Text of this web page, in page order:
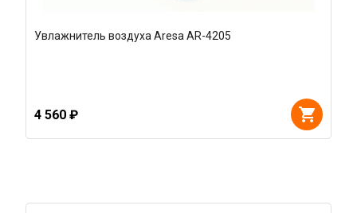
Увлажнитель воздуха Aresa AR-4205
4 560 ₽